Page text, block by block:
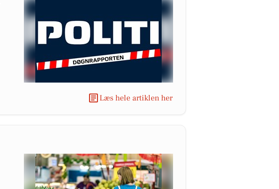
Læs hele artiklen her